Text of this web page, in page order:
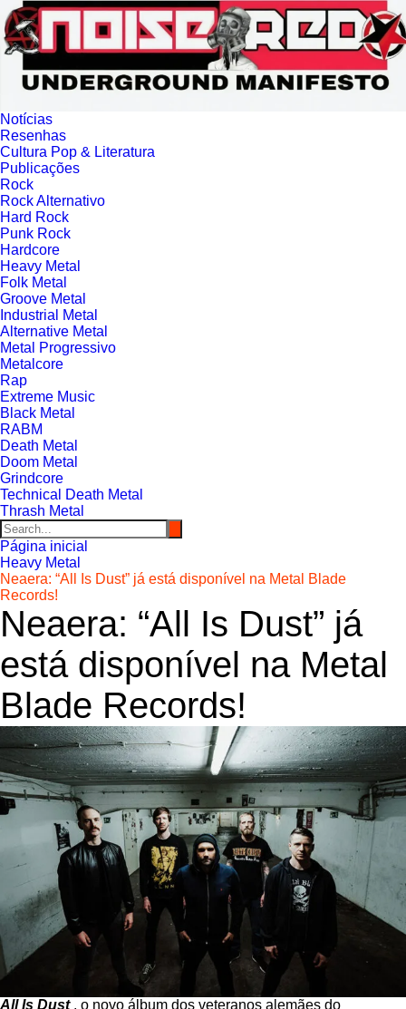
Ir para o conteúdo
Notícias
Resenhas
Cultura Pop & Literatura
Publicações
Rock
Rock Alternativo
Hard Rock
Punk Rock
Hardcore
Heavy Metal
Folk Metal
Groove Metal
Industrial Metal
Alternative Metal
Metal Progressivo
Metalcore
Rap
Extreme Music
Black Metal
RABM
Death Metal
Doom Metal
Grindcore
Technical Death Metal
Thrash Metal
Página inicial
Heavy Metal
Neaera: “All Is Dust” já está disponível na Metal Blade
Records!
Neaera: “All Is Dust” já
está disponível na Metal
Blade Records!
All Is Dust, o novo álbum dos veteranos alemães do